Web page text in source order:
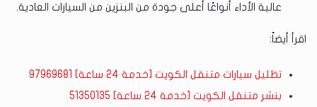
عالية الأداء أنواعًا أعلى جودة من البنزين من السيارات العادية.
اقرأ أيضاً:
تظليل سيارات متنقل الكويت [خدمة 24 ساعة] 97969681
بنشر متنقل الكويت [خدمة 24 ساعة] 51350135